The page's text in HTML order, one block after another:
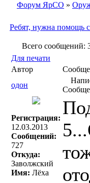
Форум ЯрСО »
Ребят, нужна помощь
Всего сообщений:
Для печати
Автор
одон
Регистрация:
12.03.2013
Сообщений:
727
Откуда:
Заволжский
Имя: Лёха